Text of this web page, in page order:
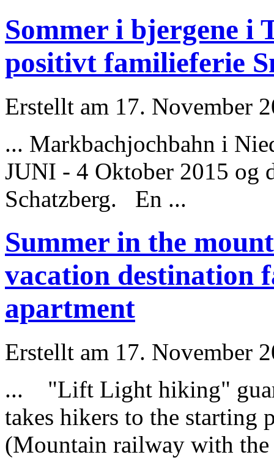
Sommer i bjergene i
positivt familieferie
Erstellt am 17. November
... Markbachjochbahn i
JUNI - 4 Oktober 2015 og
Schatzberg. En ...
Summer in the
vacation destination
apartment
Erstellt am 17. November
... "Lift Light hiking"
takes hikers to the
(Mountain railway with the